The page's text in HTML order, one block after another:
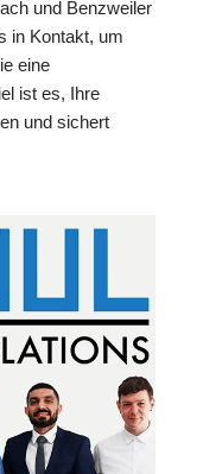
und Benzweiler
in Kontakt, um
eine
ist es, Ihre
und sichert